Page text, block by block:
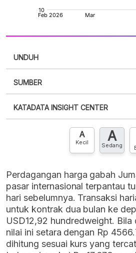
UNDUH
XLS
SUMBER
punya akun?Silakan Daftar
KATADATA INSIGHT CENTER
Hubungi sekarang »
A
Kecil A
Sedang
Perdagangan harga gabah
pasar internasional terpantau
hari sebelumnya. Transaksi
untuk kontrak dua bulan ke
USD12,92 hundredweight. Bila
nilai ini setara dengan Rp
dihitung sesuai kurs yang